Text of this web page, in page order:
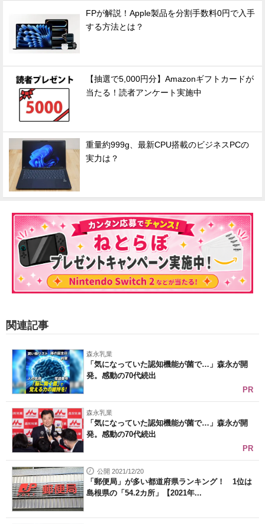
FPが解説！Apple製品を分割手数料0円で入手
する方法とは？
【抽選で5,000円分】Amazonギフトカードが
当たる！読者アンケート実施中
重量約999g、最新CPU搭載のビジネスPCの
実力は？
関連記事
森永乳業
「気になっていた認知機能が菌で…」森永が開
発。感動の70代続出
PR
森永乳業
「気になっていた認知機能が菌で…」森永が開
発。感動の70代続出
PR
公開 2021/12/20
「郵便局」が多い都道府県ランキング！ 1位は
島根県の「54.2カ所」【2021年...